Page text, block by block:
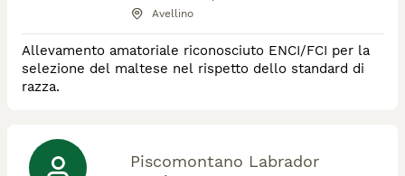
Avellino
Allevamento amatoriale riconosciuto ENCI/FCI per la
selezione del maltese nel rispetto dello standard di
razza.
Piscomontano Labrador